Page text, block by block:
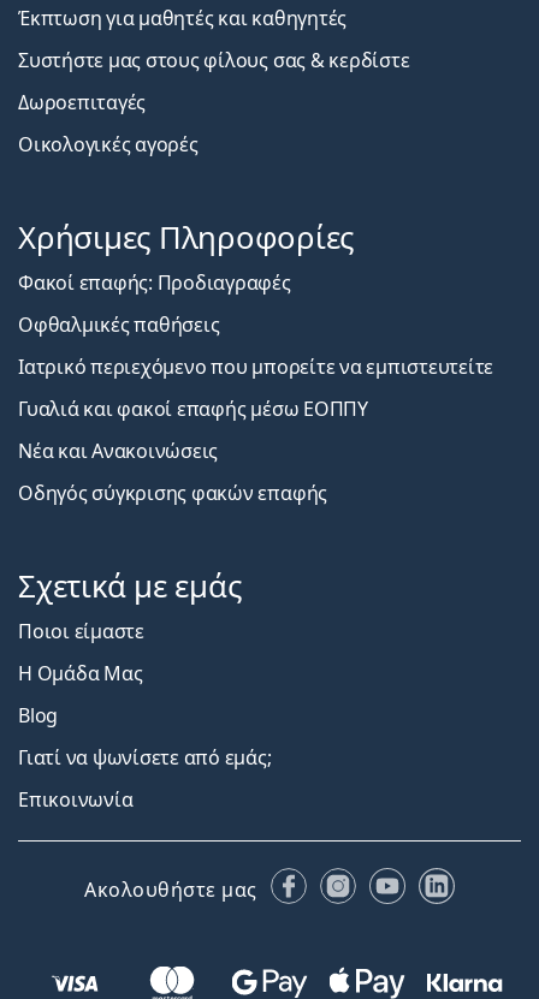
Έκπτωση για μαθητές και καθηγητές
Συστήστε μας στους φίλους σας & κερδίστε
Δωροεπιταγές
Οικολογικές αγορές
Χρήσιμες Πληροφορίες
Φακοί επαφής: Προδιαγραφές
Οφθαλμικές παθήσεις
Ιατρικό περιεχόμενο που μπορείτε να εμπιστευτείτε
Γυαλιά και φακοί επαφής μέσω ΕΟΠΠΥ
Νέα και Ανακοινώσεις
Οδηγός σύγκρισης φακών επαφής
Σχετικά με εμάς
Ποιοι είμαστε
Η Ομάδα Μας
Blog
Γιατί να ψωνίσετε από εμάς;
Επικοινωνία
Ακολουθήστε μας FacebookInstagram
YouTubeLinkedIn